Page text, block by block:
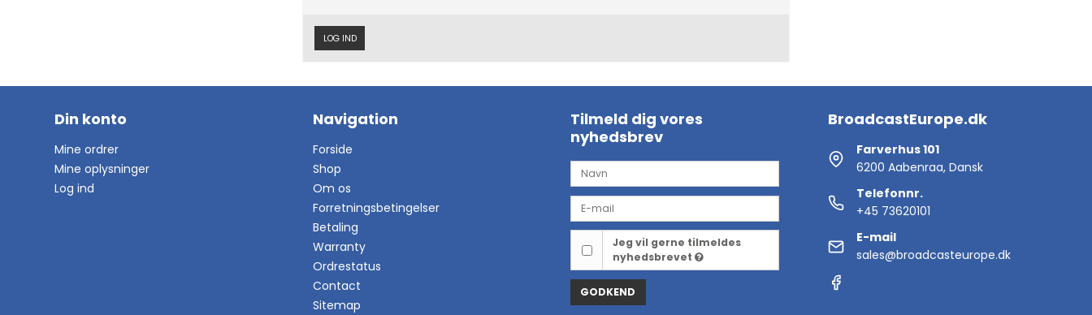
LOG IND
Din konto
Mine ordrer
Mine oplysninger
Log ind
Navigation
Forside
Shop
Om os
Forretningsbetingelser
Betaling
Warranty
Ordrestatus
Contact
Sitemap
Tilmeld dig vores
nyhedsbrev
Jeg vil gerne tilmeldes
nyhedsbrevet
GODKEND
BroadcastEurope.dk
Farverhus 101
6200 Aabenraa, Dansk
Telefonnr.
+45 73620101
E-mail
sales@broadcasteurope.dk